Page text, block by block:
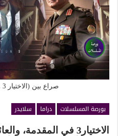
صراع بين (الاختيار 3 والعائدون)
بورصة المسلسلات دراما
سلايدر
الاختيار3 في